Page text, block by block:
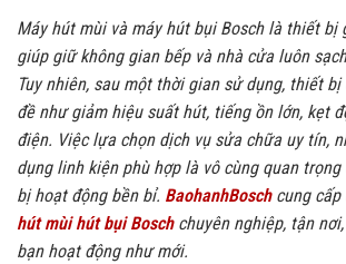
Máy hút mùi và máy hút bụi Bosch là thiết bị
giúp giữ không gian bếp và nhà cửa luôn
Tuy nhiên, sau một thời gian sử dụng, thiết
đề như giảm hiệu suất hút, tiếng ồn lớn, kẹt
điện. Việc lựa chọn dịch vụ sửa chữa uy tín,
dụng linh kiện phù hợp là vô cùng quan
bị hoạt động bền bỉ. BaohanhBosch cung cấp
hút mùi hút bụi Boschchuyên nghiệp, tận
bạn hoạt động như mới.